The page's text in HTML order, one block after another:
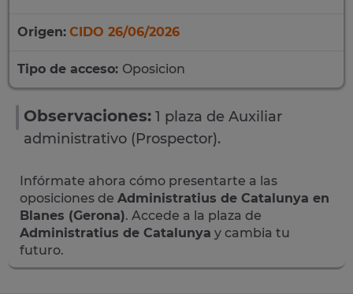
Origen: CIDO 26/06/2026
Tipo de acceso: Oposicion
Observaciones: 1 plaza de Auxiliar
administrativo (Prospector).
Infórmate ahora cómo presentarte a las
oposiciones de Administratius de Catalunya en
Blanes (Gerona). Accede a la plaza de
Administratius de Catalunya y cambia tu
futuro.